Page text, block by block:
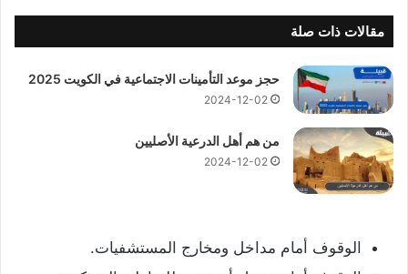
مقالات ذات صلة
حجز موعد التأمينات الاجتماعية في الكويت 2025
2024-12-02
من هم أهل الدرعية الأصليين
2024-12-02
الوقوف أمام مداخل ومخارج المستشفيات.